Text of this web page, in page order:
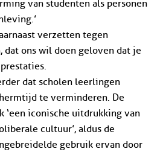
van studenten als personen
verzetten tegen
dat ons wil doen geloven dat je
dat scholen leerlingen
te verminderen. De
‘een iconische uitdrukking van
cultuur’, aldus de
gebruik ervan door